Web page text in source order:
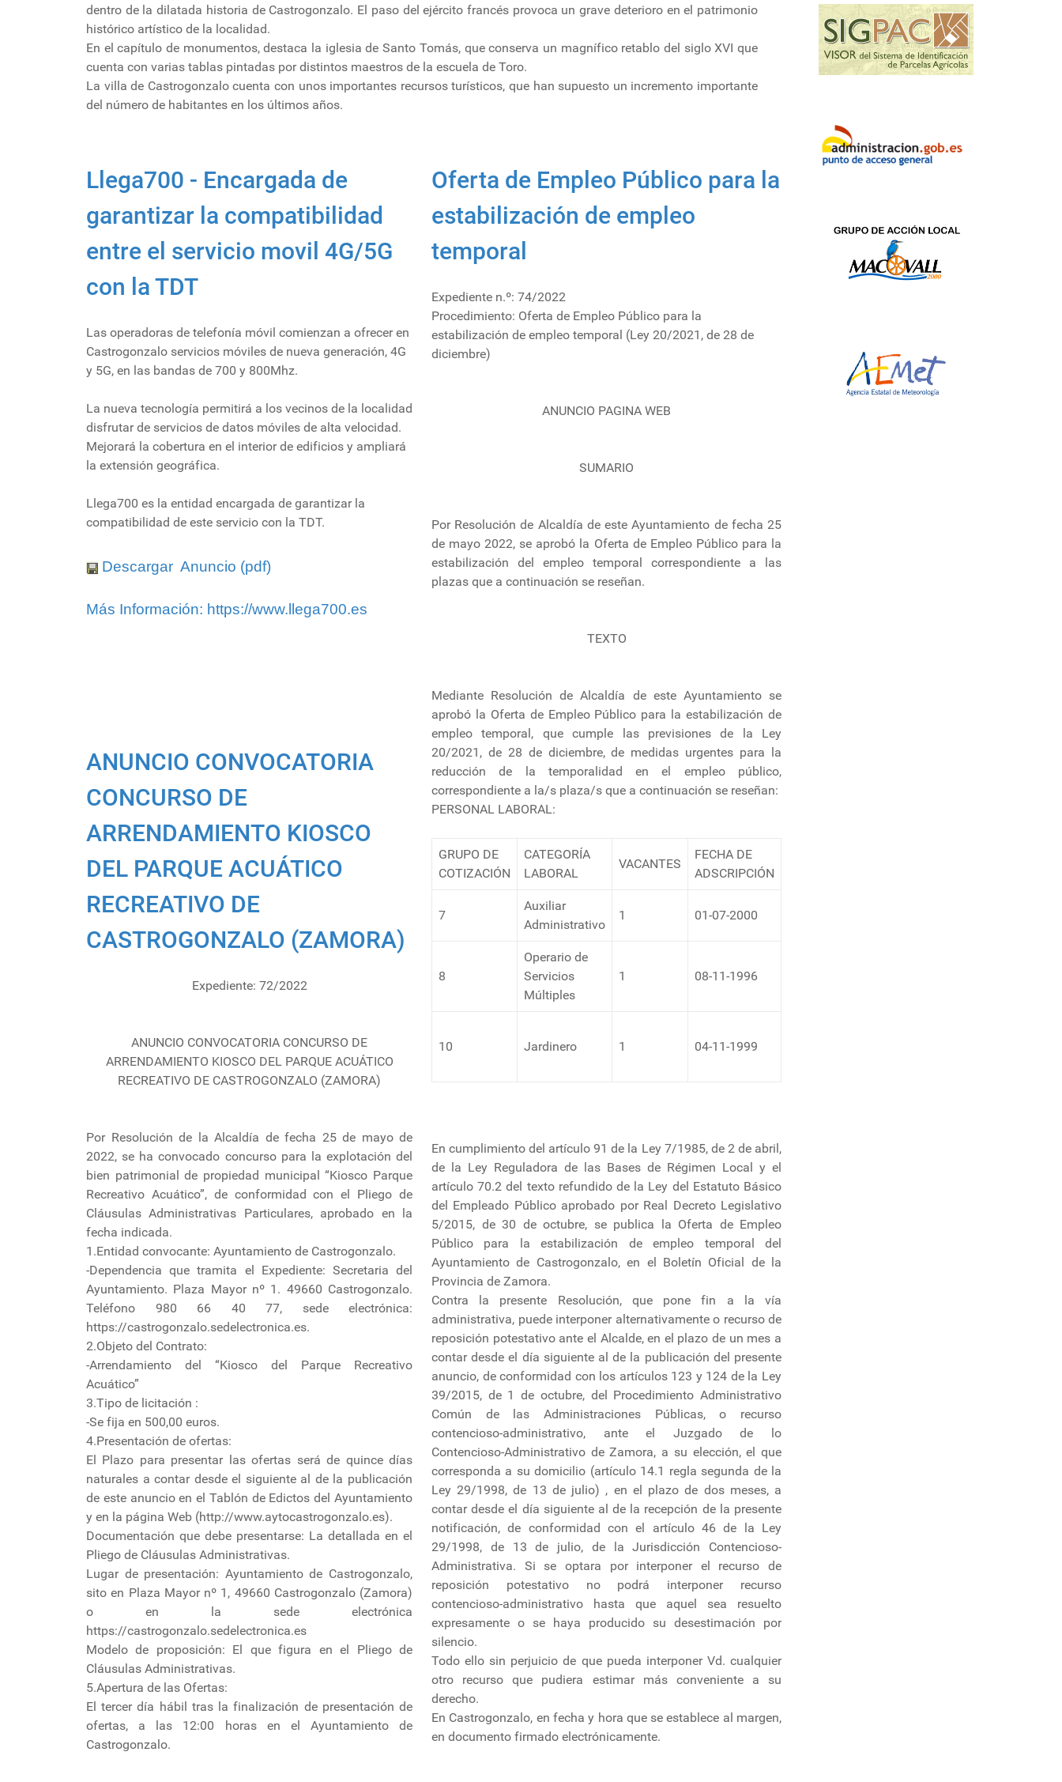
dentro de la dilatada historia de Castrogonzalo. El paso del ejército francés provoca un grave deterioro en el patrimonio
histórico artístico de la localidad.
En el capítulo de monumentos, destaca la iglesia de Santo Tomás, que conserva un magnífico retablo del siglo XVI que
cuenta con varias tablas pintadas por distintos maestros de la escuela de Toro.
La villa de Castrogonzalo cuenta con unos importantes recursos turísticos, que han supuesto un incremento importante
del número de habitantes en los últimos años.
Llega700 - Encargada de
garantizar la compatibilidad
entre el servicio movil 4G/5G
con la TDT
Las operadoras de telefonía móvil comienzan a ofrecer en
Castrogonzalo servicios móviles de nueva generación, 4G
y 5G, en las bandas de 700 y 800Mhz.
La nueva tecnología permitirá a los vecinos de la localidad
disfrutar de servicios de datos móviles de alta velocidad.
Mejorará la cobertura en el interior de edificios y ampliará
la extensión geográfica.
Llega700 es la entidad encargada de garantizar la
compatibilidad de este servicio con la TDT.
Descargar Anuncio (pdf)
Más Información: https://www.llega700.es
ANUNCIO CONVOCATORIA
CONCURSO DE
ARRENDAMIENTO KIOSCO
DEL PARQUE ACUÁTICO
RECREATIVO DE
CASTROGONZALO (ZAMORA)
Expediente: 72/2022
ANUNCIO CONVOCATORIA CONCURSO DE
ARRENDAMIENTO KIOSCO DEL PARQUE ACUÁTICO
RECREATIVO DE CASTROGONZALO (ZAMORA)
Por Resolución de la Alcaldía de fecha 25 de mayo de
2022, se ha convocado concurso para la explotación del
bien patrimonial de propiedad municipal “Kiosco Parque
Recreativo Acuático”, de conformidad con el Pliego de
Cláusulas Administrativas Particulares, aprobado en la
fecha indicada.
1.Entidad convocante: Ayuntamiento de Castrogonzalo.
-Dependencia que tramita el Expediente: Secretaria del
Ayuntamiento. Plaza Mayor nº 1. 49660 Castrogonzalo.
Teléfono 980 66 40 77, sede electrónica:
https://castrogonzalo.sedelectronica.es.
2.Objeto del Contrato:
-Arrendamiento del “Kiosco del Parque Recreativo
Acuático”
3.Tipo de licitación :
-Se fija en 500,00 euros.
4.Presentación de ofertas:
El Plazo para presentar las ofertas será de quince días
naturales a contar desde el siguiente al de la publicación
de este anuncio en el Tablón de Edictos del Ayuntamiento
y en la página Web (http://www.aytocastrogonzalo.es).
Documentación que debe presentarse: La detallada en el
Pliego de Cláusulas Administrativas.
Lugar de presentación: Ayuntamiento de Castrogonzalo,
sito en Plaza Mayor nº 1, 49660 Castrogonzalo (Zamora)
o en la sede electrónica
https://castrogonzalo.sedelectronica.es
Modelo de proposición: El que figura en el Pliego de
Cláusulas Administrativas.
5.Apertura de las Ofertas:
El tercer día hábil tras la finalización de presentación de
ofertas, a las 12:00 horas en el Ayuntamiento de
Castrogonzalo.
Oferta de Empleo Público para la
estabilización de empleo
temporal
Expediente n.º: 74/2022
Procedimiento: Oferta de Empleo Público para la
estabilización de empleo temporal (Ley 20/2021, de 28 de
diciembre)
ANUNCIO PAGINA WEB
SUMARIO
Por Resolución de Alcaldía de este Ayuntamiento de fecha 25
de mayo 2022, se aprobó la Oferta de Empleo Público para la
estabilización del empleo temporal correspondiente a las
plazas que a continuación se reseñan.
TEXTO
Mediante Resolución de Alcaldía de este Ayuntamiento se
aprobó la Oferta de Empleo Público para la estabilización de
empleo temporal, que cumple las previsiones de la Ley
20/2021, de 28 de diciembre, de medidas urgentes para la
reducción de la temporalidad en el empleo público,
correspondiente a la/s plaza/s que a continuación se reseñan:
PERSONAL LABORAL:
GRUPO DE
COTIZACIÓN
CATEGORÍA
LABORAL
VACANTES
FECHA DE
ADSCRIPCIÓN
7
Auxiliar
Administrativo
1 01-07-2000
8
Operario de
Servicios
Múltiples
1 08-11-1996
10 Jardinero 1 04-11-1999
En cumplimiento del artículo 91 de la Ley 7/1985, de 2 de abril,
de la Ley Reguladora de las Bases de Régimen Local y el
artículo 70.2 del texto refundido de la Ley del Estatuto Básico
del Empleado Público aprobado por Real Decreto Legislativo
5/2015, de 30 de octubre, se publica la Oferta de Empleo
Público para la estabilización de empleo temporal del
Ayuntamiento de Castrogonzalo, en el Boletín Oficial de la
Provincia de Zamora.
Contra la presente Resolución, que pone fin a la vía
administrativa, puede interponer alternativamente o recurso de
reposición potestativo ante el Alcalde, en el plazo de un mes a
contar desde el día siguiente al de la publicación del presente
anuncio, de conformidad con los artículos 123 y 124 de la Ley
39/2015, de 1 de octubre, del Procedimiento Administrativo
Común de las Administraciones Públicas, o recurso
contencioso-administrativo, ante el Juzgado de lo
Contencioso-Administrativo de Zamora, a su elección, el que
corresponda a su domicilio (artículo 14.1 regla segunda de la
Ley 29/1998, de 13 de julio) , en el plazo de dos meses, a
contar desde el día siguiente al de la recepción de la presente
notificación, de conformidad con el artículo 46 de la Ley
29/1998, de 13 de julio, de la Jurisdicción Contencioso-
Administrativa. Si se optara por interponer el recurso de
reposición potestativo no podrá interponer recurso
contencioso-administrativo hasta que aquel sea resuelto
expresamente o se haya producido su desestimación por
silencio.
Todo ello sin perjuicio de que pueda interponer Vd. cualquier
otro recurso que pudiera estimar más conveniente a su
derecho.
En Castrogonzalo, en fecha y hora que se establece al margen,
en documento firmado electrónicamente.